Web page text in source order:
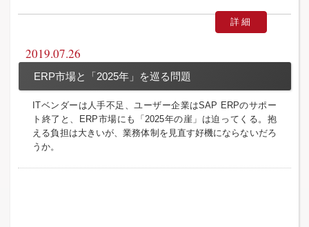
詳細
2019.07.26
ERP市場と「2025年」を巡る問題
ITベンダーは人手不足、ユーザー企業はSAP ERPのサポー
ト終了と、ERP市場にも「2025年の崖」は迫ってくる。抱
える負担は大きいが、業務体制を見直す好機にならないだろ
うか。